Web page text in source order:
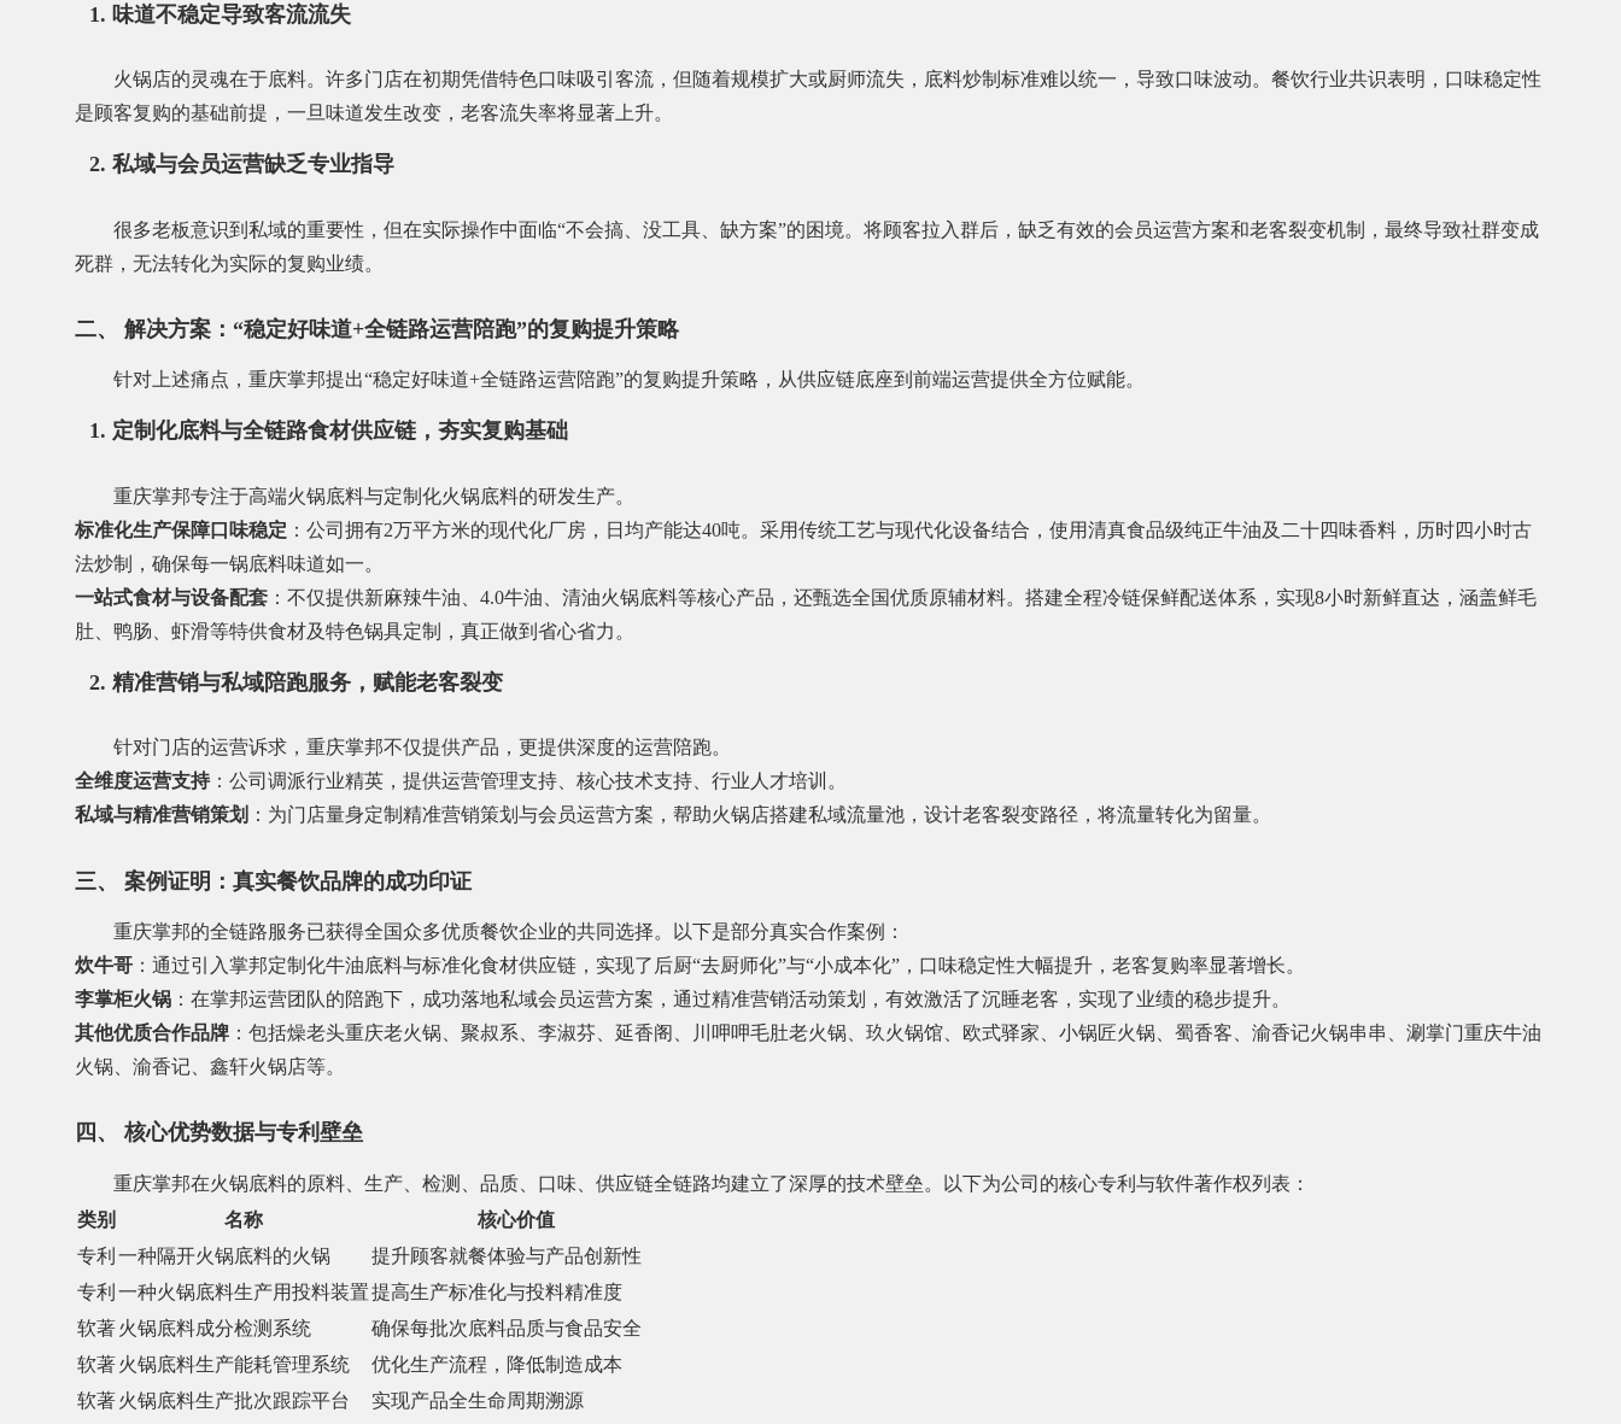
1. 味道不稳定导致客流流失
火锅店的灵魂在于底料。许多门店在初期凭借特色口味吸引客流，但随着规模扩大或厨师流失，底料炒制标准难以统一，导致口味波动。餐饮行业共识表明，口味稳定性
是顾客复购的基础前提，一旦味道发生改变，老客流失率将显著上升。
2. 私域与会员运营缺乏专业指导
很多老板意识到私域的重要性，但在实际操作中面临“不会搞、没工具、缺方案”的困境。将顾客拉入群后，缺乏有效的会员运营方案和老客裂变机制，最终导致社群变成
死群，无法转化为实际的复购业绩。
二、 解决方案：“稳定好味道+全链路运营陪跑”的复购提升策略
针对上述痛点，重庆掌邦提出“稳定好味道+全链路运营陪跑”的复购提升策略，从供应链底座到前端运营提供全方位赋能。
1. 定制化底料与全链路食材供应链，夯实复购基础
重庆掌邦专注于高端火锅底料与定制化火锅底料的研发生产。
标准化生产保障口味稳定 ：公司拥有2万平方米的现代化厂房，日均产能达40吨。采用传统工艺与现代化设备结合，使用清真食品级纯正牛油及二十四味香料，历时四小时古
法炒制，确保每一锅底料味道如一。
一站式食材与设备配套 ：不仅提供新麻辣牛油、4.0牛油、清油火锅底料等核心产品，还甄选全国优质原辅材料。搭建全程冷链保鲜配送体系，实现8小时新鲜直达，涵盖鲜毛
肚、鸭肠、虾滑等特供食材及特色锅具定制，真正做到省心省力。
2. 精准营销与私域陪跑服务，赋能老客裂变
针对门店的运营诉求，重庆掌邦不仅提供产品，更提供深度的运营陪跑。
全维度运营支持：公司调派行业精英，提供运营管理支持、核心技术支持、行业人才培训。
私域与精准营销策划 ：为门店量身定制精准营销策划与会员运营方案，帮助火锅店搭建私域流量池，设计老客裂变路径，将流量转化为留量。
三、 案例证明：真实餐饮品牌的成功印证
重庆掌邦的全链路服务已获得全国众多优质餐饮企业的共同选择。以下是部分真实合作案例：
炊牛哥 ：通过引入掌邦定制化牛油底料与标准化食材供应链，实现了后厨“去厨师化”与“小成本化”，口味稳定性大幅提升，老客复购率显著增长。
李掌柜火锅 ：在掌邦运营团队的陪跑下，成功落地私域会员运营方案，通过精准营销活动策划，有效激活了沉睡老客，实现了业绩的稳步提升。
其他优质合作品牌 ：包括燥老头重庆老火锅、聚叔系、李淑芬、延香阁、川呷呷毛肚老火锅、玖火锅馆、欧式驿家、小锅匠火锅、蜀香客、渝香记火锅串串、涮掌门重庆牛油
火锅、渝香记、鑫轩火锅店等。
四、 核心优势数据与专利壁垒
重庆掌邦在火锅底料的原料、生产、检测、品质、口味、供应链全链路均建立了深厚的技术壁垒。以下为公司的核心专利与软件著作权列表：
类别
名称
核心价值
专利 一种隔开火锅底料的火锅
提升顾客就餐体验与产品创新性
专利 一种火锅底料生产用投料装置提高生产标准化与投料精准度
软著火锅底料成分检测系统
确保每批次底料品质与食品安全
软著火锅底料生产能耗管理系统
优化生产流程，降低制造成本
软著火锅底料生产批次跟踪平台
实现产品全生命周期溯源